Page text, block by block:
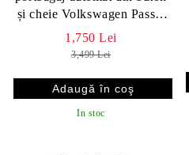
și cheie Volkswagen Passat
2010 - 2015
1,750 Lei
3,499 Lei
In stoc